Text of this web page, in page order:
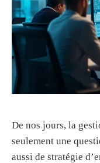
De nos jours, la
seulement une
aussi de stratégie